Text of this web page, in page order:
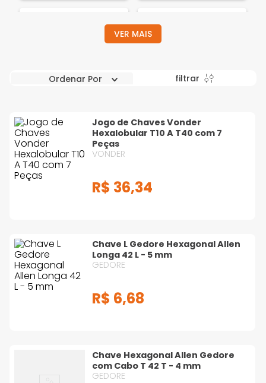
Vazadores
Kits e Jogos de
Ferramentas
Limas
Ponteiro e Talhadeira
Saca Polia
VER MAIS
Ordenar Por filtrar
Jogo de Chaves Vonder
Hexalobular T10 A T40 com 7
Peças
VONDER
R$ 36,34
Chave L Gedore Hexagonal Allen
Longa 42 L - 5 mm
GEDORE
R$ 6,68
Chave Hexagonal Allen Gedore
com Cabo T 42 T - 4 mm
GEDORE